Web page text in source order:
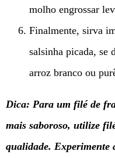
molho engrossar
Finalmente, sirva
salsinha picada, se
arroz branco ou
Dica: Para um filé de
mais saboroso, utilize
qualidade. Experimente